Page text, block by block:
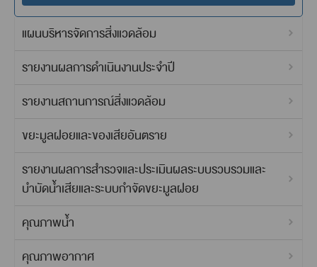
แผนบริหารจัดการสิ่งแวดล้อม
รายงานผลการดำเนินงานประจำปี
รายงานสถานการณ์สิ่งแวดล้อม
ขยะมูลฝอยและของเสียอันตราย
รายงานผลการสำรวจและประเมินผลระบบรวบรวมและ
บำบัดน้ำเสียและระบบกำจัดขยะมูลฝอย
คุณภาพน้ำ
คุณภาพอากาศ